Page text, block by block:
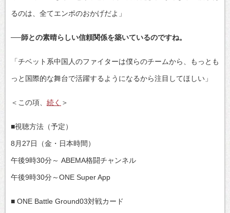
るのは、全てエンポのおかげだよ」
──師との素晴らしい信頼関係を築いているのですね。
「チベット系中国人のファイターは僕らのチームから、もっとも
っと国際的な舞台で活躍するようになるから注目してほしい」
＜この項、 続く ＞
■視聴方法（予定）
8月27日（金・日本時間）
午後9時30分～ ABEMA格闘チャンネル
午後9時30分～ONE Super App
■ ONE Battle Ground03対戦カード